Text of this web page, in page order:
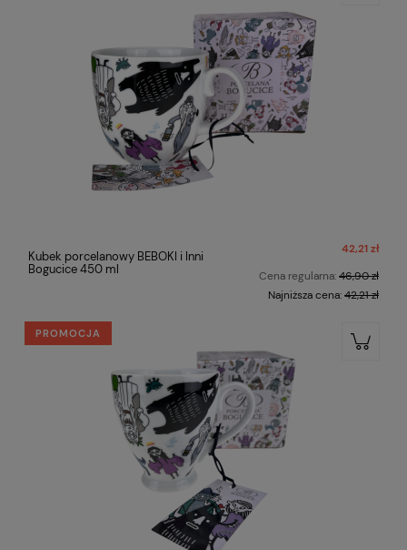
Kubek porcelanowy BEBOKI i Inni
Bogucice 450 ml
42,21 zł
Cena regularna:46,90 zł
Najniższa cena:42,21 zł
PROMOCJA